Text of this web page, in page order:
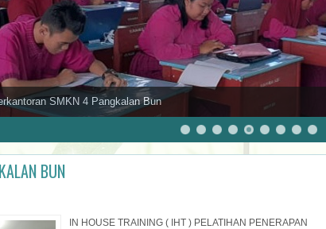
SMKN 4 Pangkalan Bun
BUN
IN HOUSE TRAINING ( IHT ) PELATIHAN PENERAPAN